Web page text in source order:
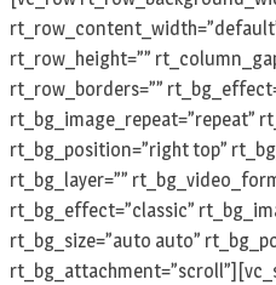
rt_row_height=””
rt_row_borders=””
rt_bg_image_repeat=”repeat”
rt_bg_position=”right top”
rt_bg_layer=””
rt_bg_effect=”classic”
rt_bg_size=”auto auto”